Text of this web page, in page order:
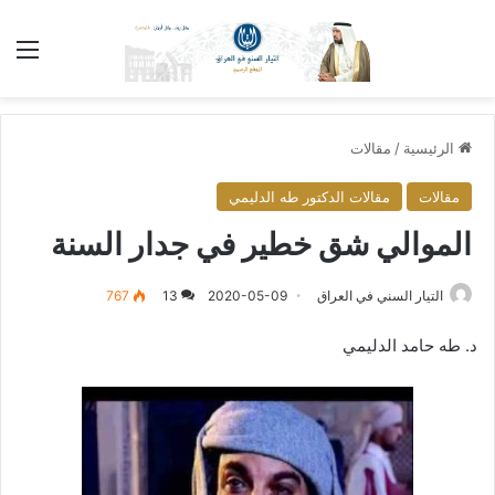
الرئيسية / مقالات
مقالات مقالات الدكتور طه الدليمي
الموالي شق خطير في جدار السنة
التيار السني في العراق 2020-05-09
13
767
د. طه حامد الدليمي